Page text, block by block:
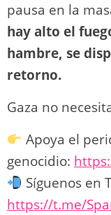
pausa en la
hay alto el
hambre, se
retorno.
Gaza no
Apoya el
genocidio:
Síguenos en
https://t.me/